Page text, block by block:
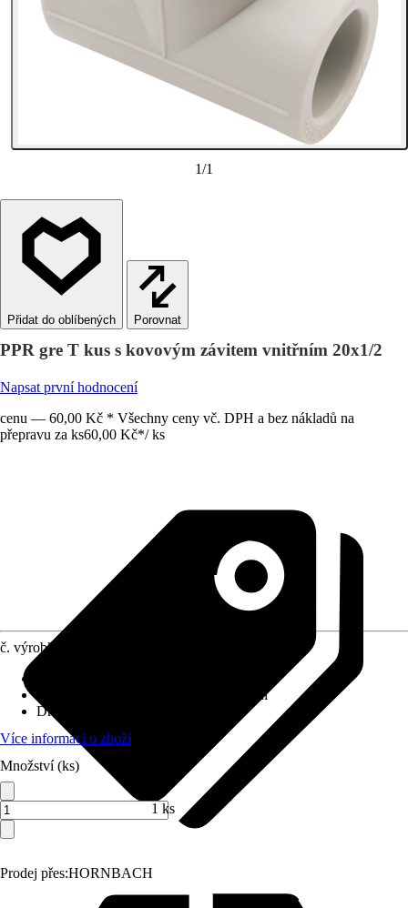
1/1
Porovnat
PPR gre T kus s kovovým závitem vnitřním 20x1/2
Napsat první hodnocení
cenu — 60,00 Kč * Všechny ceny vč. DPH a bez nákladů na
přepravu za ks60,00 Kč*/ ks
Prodej přes:HORNBACH
č. výrobku
Spojování, Sváření, Šroubování
Druh závitu
Více informací o zboží
Množství (ks)
1 ks